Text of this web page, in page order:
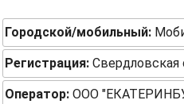
Городской/мобильный:
Регистрация: Свердловская
Оператор: ООО